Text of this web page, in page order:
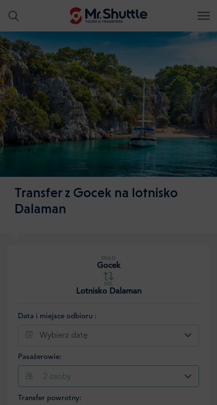
Transfer z Gocek na lotnisko
Dalaman
SKĄD
Gocek
DO
Lotnisko Dalaman
Data i miejsce odbioru :
Wybierz datę
Pasażerowie:
2 osoby
Transfer powrotny: